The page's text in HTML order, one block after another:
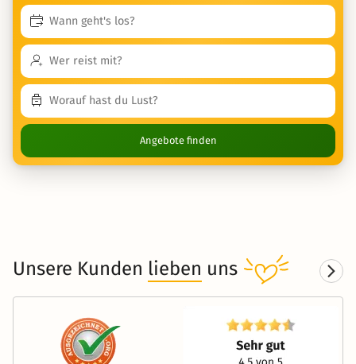
Angebote finden
Unsere Kunden lieben uns